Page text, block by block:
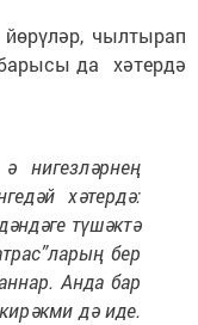
чылтырап
да хәтердә
нигезләрнең
хәтердә:
түшәктә
бер
Анда бар
дә иде.